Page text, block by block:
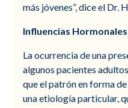
más jóvenes”, dice el Dr.
Influencias Hormonales
La ocurrencia de una
algunos pacientes
que el patrón en forma
una etiología particular,